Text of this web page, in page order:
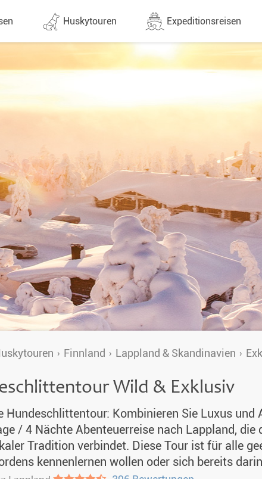
2026-2027
Huskytouren
Lappland & Skandinavien
Finnland
Schweden
Norwegen
Yukon
Alaska
Singlereisen
Huskytouren mit Kindern
Wildnistouren von Hütte zu Hütte
Husky Wochenende
Deutschsprachige Guides
Gruppenreisen mit Hundeschlitten
Expeditionsreisen
Alle Expeditionen (380)
Planung & Infos
Finnland Lappland & Skandinavien
Wild & Exklusiv
Hundeschlittentour: Kombinieren Sie Luxus und
/ 4 Nächte Abenteuerreise nach Lappland,
Tradition verbindet. Diese Tour ist für alle
kennenlernen wollen oder sich bereits